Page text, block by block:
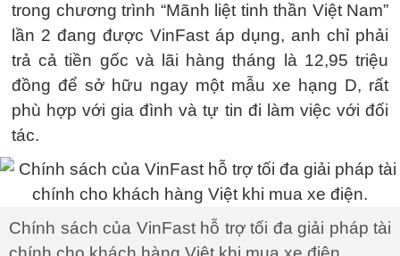
trong chương trình “Mãnh liệt tinh thần Việt Nam”
lần 2 đang được VinFast áp dụng, anh chỉ phải
trả cả tiền gốc và lãi hàng tháng là 12,95 triệu
đồng để sở hữu ngay một mẫu xe hạng D, rất
phù hợp với gia đình và tự tin đi làm việc với đối
tác.
Chính sách của VinFast hỗ trợ tối đa giải pháp tài